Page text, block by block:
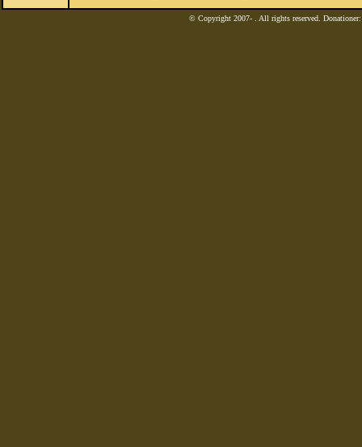
© Copyright 2007- . All rights reserved.